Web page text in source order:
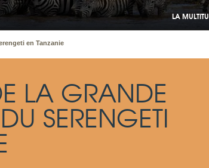
LA
en Tanzanie
LA GRANDE
SERENGETI